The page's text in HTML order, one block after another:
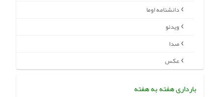
دانشنامه اوما
ویدئو
صدا
عکس
بارداری هفته به هفته